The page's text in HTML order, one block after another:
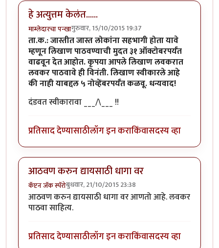
हे अत्युत्तम केलंत......
माम्लेदारचा पन्खागुरुवार, 15/10/2015 19:37
ता.क.: जास्तीत जास्त लोकांना सहभागी होता यावे
म्हणून लिखाण पाठवण्याची मुदत ३१ ऑक्टोबरपर्यंत
वाढवून देत आहोत. कृपया आपले लिखाण लवकरात
लवकर पाठवावे ही विनंती. लिखाण स्वीकारले आहे
की नाही याबद्दल ५ नोव्हेंबरपर्यंत कळवू. धन्यवाद!
दंडवत स्वीकारावा ___/\___ !!
प्रतिसाद देण्यासाठीलॉग इन कराकिंवासदस्य व्हा
आठवण करुन द्यायसाठी धागा वर
कॅप्टन जॅक स्पॅरोबुधवार, 21/10/2015 23:38
आठवण करुन द्यायसाठी धागा वर आणतो आहे. लवकर
पाठवा साहित्य.
प्रतिसाद देण्यासाठीलॉग इन कराकिंवासदस्य व्हा